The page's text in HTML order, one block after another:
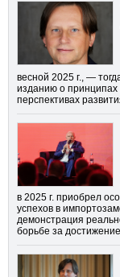
весной 2025 г., —
изданию о принципах
перспективах
в 2025 г. приобрел
успехов в
демонстрация
борьбе за